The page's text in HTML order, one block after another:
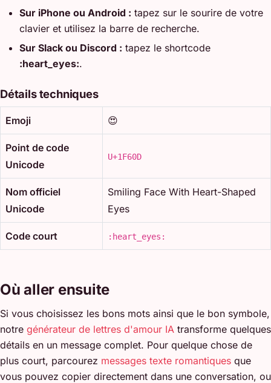
Sur iPhone ou Android : tapez sur le sourire de votre
clavier et utilisez la barre de recherche.
Sur Slack ou Discord : tapez le shortcode
:heart_eyes:.
Détails techniques
Emoji 😍
Point de code
Unicode
U+1F60D
Nom officiel
Unicode
Smiling Face With Heart-Shaped
Eyes
Code court :heart_eyes:
Où aller ensuite
Si vous choisissez les bons mots ainsi que le bon symbole,
notre générateur de lettres d'amour IA transforme quelques
détails en un message complet. Pour quelque chose de
plus court, parcourez messages texte romantiques que
vous pouvez copier directement dans une conversation, ou